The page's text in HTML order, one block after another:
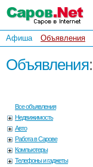
Афиша Объявления
Объявления:
Все объявления
Недвижимость
Авто
Работа в Сарове
Компьютеры
Телефоны и гаджеты